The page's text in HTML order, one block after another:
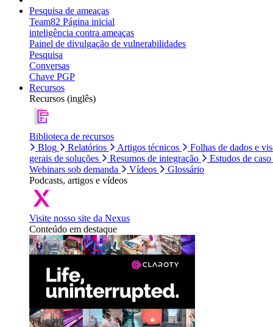
Pesquisa de ameaças
Team82 Página inicial
inteligência contra ameaças
Painel de divulgação de vulnerabilidades
Pesquisa
Conversas
Chave PGP
Recursos
Recursos (inglês)
Biblioteca de recursos
Blog
Relatórios Artigos técnicos
Folhas de dados e
gerais de soluções
Resumos de integração
Estudos de caso
Webinars sob demanda
Vídeos
Glossário
Podcasts, artigos e vídeos
Visite nosso site da Nexus
Conteúdo em destaque